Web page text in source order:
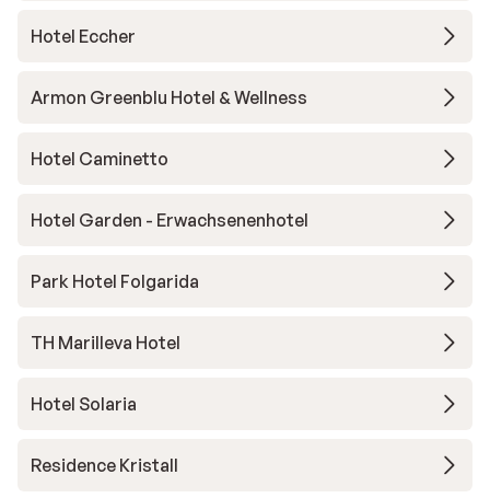
Hotel Eccher
Armon Greenblu Hotel & Wellness
Hotel Caminetto
Hotel Garden - Erwachsenenhotel
Park Hotel Folgarida
TH Marilleva Hotel
Hotel Solaria
Residence Kristall